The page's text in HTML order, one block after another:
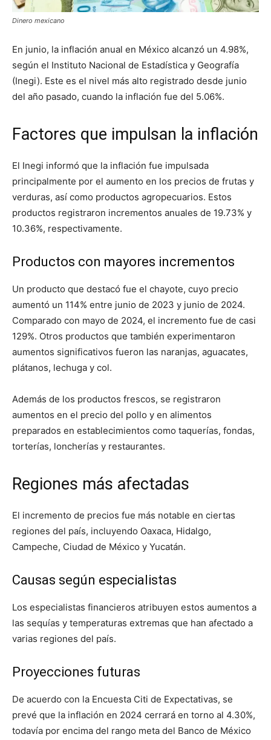
Dinero mexicano
En junio, la inflación anual en México alcanzó un 4.98%,
según el Instituto Nacional de Estadística y Geografía
(Inegi). Este es el nivel más alto registrado desde junio
del año pasado, cuando la inflación fue del 5.06%.
Factores que impulsan la inflación
El Inegi informó que la inflación fue impulsada
principalmente por el aumento en los precios de frutas y
verduras, así como productos agropecuarios. Estos
productos registraron incrementos anuales de 19.73% y
10.36%, respectivamente.
Productos con mayores incrementos
Un producto que destacó fue el chayote, cuyo precio
aumentó un 114% entre junio de 2023 y junio de 2024.
Comparado con mayo de 2024, el incremento fue de casi
129%. Otros productos que también experimentaron
aumentos significativos fueron las naranjas, aguacates,
plátanos, lechuga y col.
Además de los productos frescos, se registraron
aumentos en el precio del pollo y en alimentos
preparados en establecimientos como taquerías, fondas,
torterías, loncherías y restaurantes.
Regiones más afectadas
El incremento de precios fue más notable en ciertas
regiones del país, incluyendo Oaxaca, Hidalgo,
Campeche, Ciudad de México y Yucatán.
Causas según especialistas
Los especialistas financieros atribuyen estos aumentos a
las sequías y temperaturas extremas que han afectado a
varias regiones del país.
Proyecciones futuras
De acuerdo con la Encuesta Citi de Expectativas, se
prevé que la inflación en 2024 cerrará en torno al 4.30%,
todavía por encima del rango meta del Banco de México